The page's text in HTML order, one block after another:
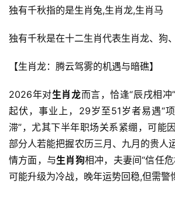
独有千秋指的是生肖兔,生肖龙,生肖马
独有千秋是在十二生肖代表生肖龙、狗
【生肖龙：腾云驾雾的机遇与暗礁】
2026年对生肖龙而言，恰逢“辰戌相
起伏，事业上，29岁至51岁者易遇“
滞”，尤其下半年职场关系紧绷，可能
部分人若能把握农历三月、九月的贵人
情方面，与生肖狗相冲，夫妻间“信任
可能升级为冷战，晚年运势回稳,但需警